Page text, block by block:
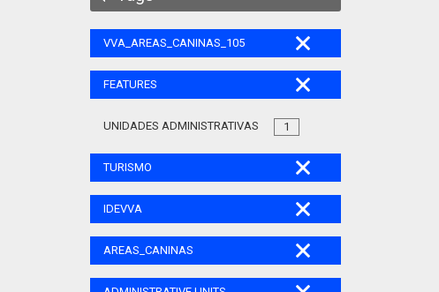
VVA_AREAS_CANINAS_105
FEATURES
1
UNIDADES ADMINISTRATIVAS
TURISMO
IDEVVA
AREAS_CANINAS